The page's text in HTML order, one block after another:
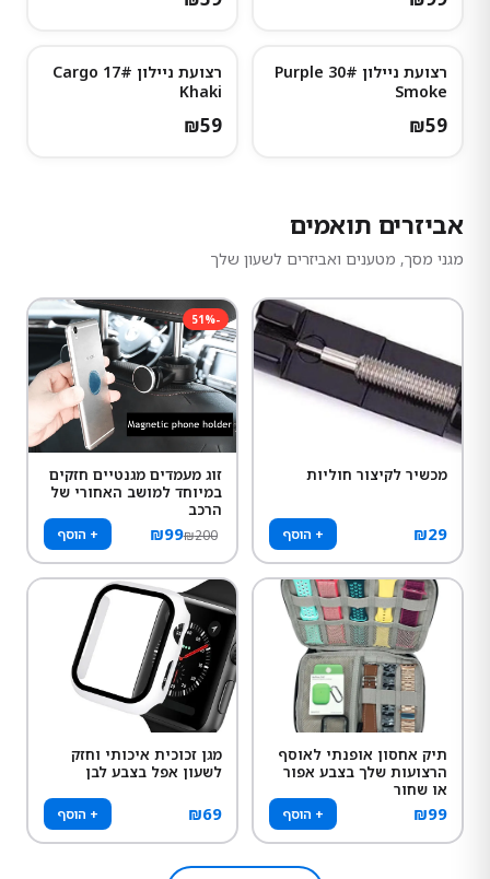
רצועת ניילון 30# Purple
Smoke
₪59
רצועת ניילון 17# Cargo
Khaki
₪59
אביזרים תואמים
מגני מסך, מטענים ואביזרים לשעון שלך
מכשיר לקיצור חוליות
₪29 + הוסף
-
51%
זוג מעמדים מגנטיים חזקים
במיוחד למושב האחורי של
הרכב
₪99₪200 + הוסף
תיק אחסון אופנתי לאוסף
הרצועות שלך בצבע אפור
או שחור
₪99 + הוסף
מגן זכוכית איכותי וחזק
לשעון אפל בצבע לבן
₪69 + הוסף